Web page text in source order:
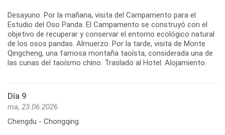
Desayuno. Por la mañana, visita del Campamento para el
Estudio del Oso Panda. El Campamento se construyó con el
objetivo de recuperar y conservar el entorno ecológico natural
de los osos pandas. Almuerzo. Por la tarde, visita de Monte
Qingcheng, una famosa montaña taoísta, considerada una de
Día 9
ma, 23.06.2026
Chengdu - Chongqing